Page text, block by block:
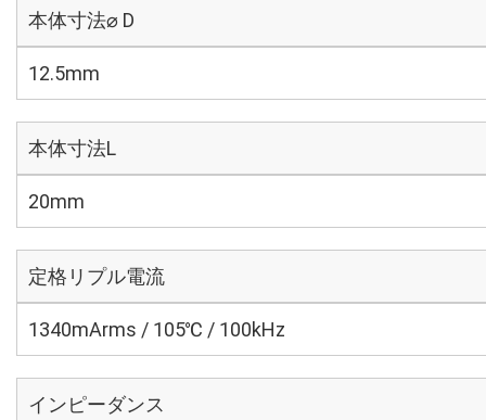
本体寸法⌀ D
12.5mm
本体寸法L
20mm
定格リプル電流
1340mArms / 105℃ / 100kHz
インピーダンス